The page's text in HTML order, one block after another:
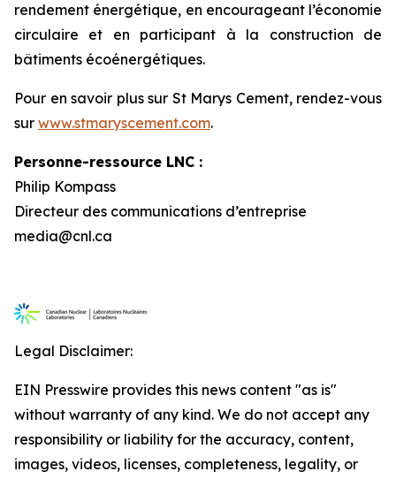
rendement énergétique, en encourageant l’économie
circulaire et en participant à la construction de
bâtiments écoénergétiques.
Pour en savoir plus sur St Marys Cement, rendez-vous
sur www.stmaryscement.com.
Personne-ressource LNC :
Philip Kompass
Directeur des communications d’entreprise
media@cnl.ca
Legal Disclaimer:
EIN Presswire provides this news content "as is"
without warranty of any kind. We do not accept any
responsibility or liability for the accuracy, content,
images, videos, licenses, completeness, legality, or